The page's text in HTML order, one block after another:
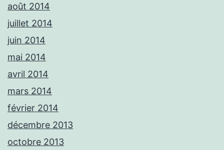
août 2014
juillet 2014
juin 2014
mai 2014
avril 2014
mars 2014
février 2014
décembre 2013
octobre 2013